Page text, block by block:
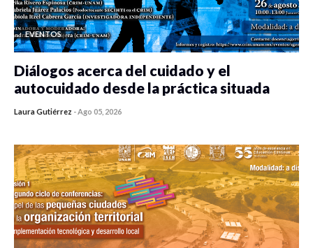
EVENTOS
Diálogos acerca del cuidado y el
autocuidado desde la práctica situada
Laura Gutiérrez -Ago 05, 2026